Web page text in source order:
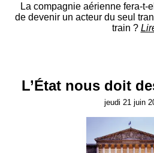
La compagnie aérienne fera-t-
de devenir un acteur du seul
train ?
L’État nous doit
jeudi 21 juin